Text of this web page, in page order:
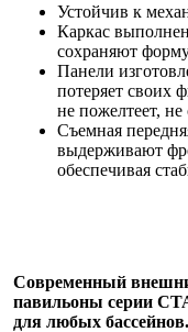
Устойчив к
Каркас
сохраняют
Панели
потеряет своих
не пожелтеет,
Съемная
выдерживают
обеспечивая
Современный
павильоны серии
для любых бассейнов.